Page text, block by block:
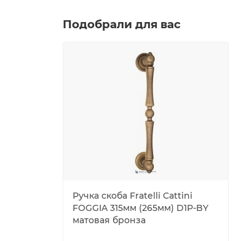
Подобрали для вас
Ручка скоба Fratelli Cattini
FOGGIA 315мм (265мм) D1P-BY
матовая бронза